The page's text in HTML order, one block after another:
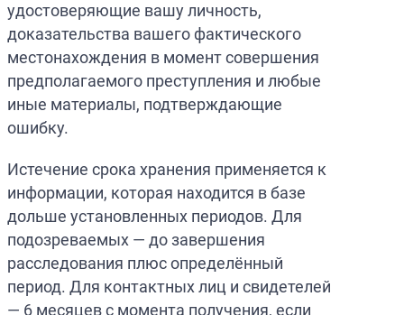
удостоверяющие вашу личность,
доказательства вашего фактического
местонахождения в момент совершения
предполагаемого преступления и любые
иные материалы, подтверждающие
ошибку.
Истечение срока хранения применяется к
информации, которая находится в базе
дольше установленных периодов. Для
подозреваемых — до завершения
расследования плюс определённый
период. Для контактных лиц и свидетелей
— 6 месяцев с момента получения, если